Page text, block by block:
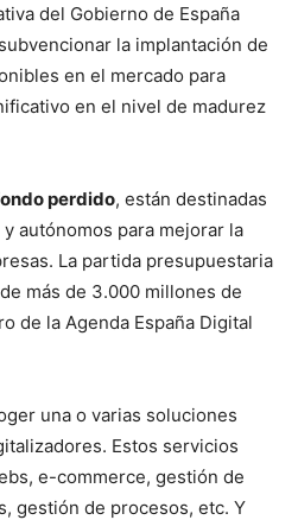
del Gobierno de España
la implantación de
en el mercado para
en el nivel de madurez
perdido, están destinadas
autónomos para mejorar la
La partida presupuestaria
más de 3.000 millones de
de la Agenda España Digital
una o varias soluciones
Estos servicios
e-commerce, gestión de
gestión de procesos, etc. Y